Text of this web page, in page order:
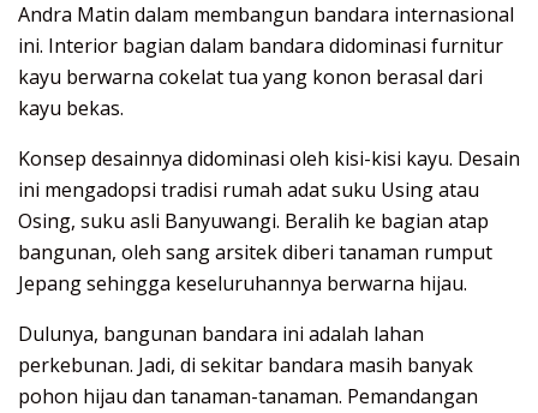
Andra Matin dalam membangun bandara internasional
ini. Interior bagian dalam bandara didominasi furnitur
kayu berwarna cokelat tua yang konon berasal dari
kayu bekas.
Konsep desainnya didominasi oleh kisi-kisi kayu. Desain
ini mengadopsi tradisi rumah adat suku Using atau
Osing, suku asli Banyuwangi. Beralih ke bagian atap
bangunan, oleh sang arsitek diberi tanaman rumput
Jepang sehingga keseluruhannya berwarna hijau.
Dulunya, bangunan bandara ini adalah lahan
perkebunan. Jadi, di sekitar bandara masih banyak
pohon hijau dan tanaman-tanaman. Pemandangan